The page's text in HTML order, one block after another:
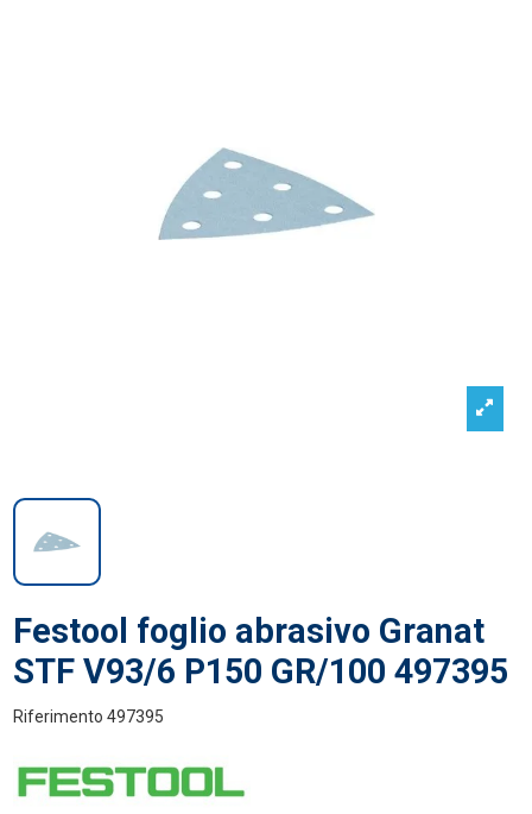
Festool foglio abrasivo Granat
STF V93/6 P150 GR/100 497395
Riferimento 497395